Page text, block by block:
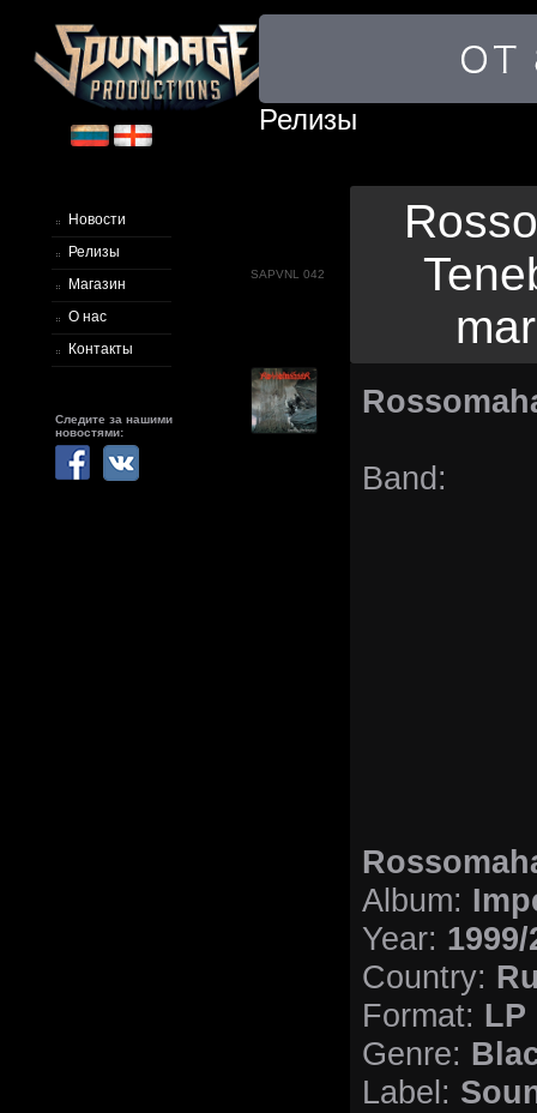
Новости
Релизы
Магазин
О нас
Контакты
Следите за нашими
новостями:
Релизы
SAPVNL 042
Band:
Album:
Year: 1999/
Country:
Format: LP
Genre:
Label: